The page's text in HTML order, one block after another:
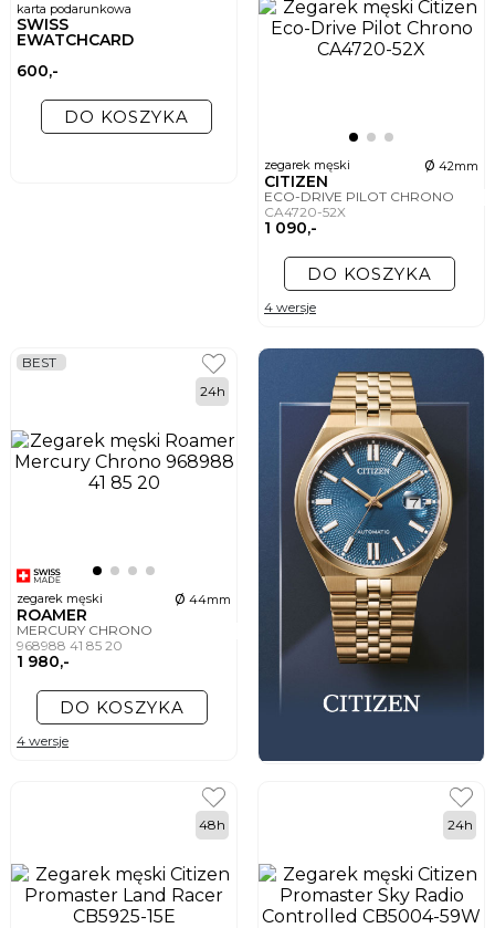
karta podarunkowa
SWISS
EWATCHCARD
600,-
DO KOSZYKA
zegarek męski ø 42mm
CITIZEN
ECO-DRIVE PILOT CHRONO
CA4720-52X
1 090,-
DO KOSZYKA
4 wersje
zegarek męski ø 44mm
ROAMER
MERCURY CHRONO
968988 41 85 20
1 980,-
BEST
24h
DO KOSZYKA
4 wersje
48h 24h